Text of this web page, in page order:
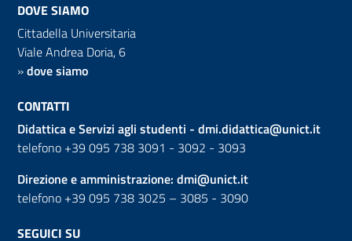
DOVE SIAMO
Cittadella Universitaria
Viale Andrea Doria, 6
»dove siamo
CONTATTI
Didattica e Servizi agli studenti - dmi.didattica@unict.it
telefono +39 095 738 3091 - 3092 - 3093
Direzione e amministrazione: dmi@unict.it
telefono +39 095 738 3025 – 3085 - 3090
SEGUICI SU